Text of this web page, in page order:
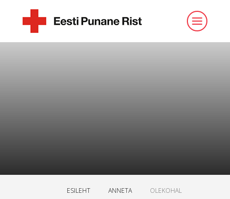
ESILEHT ANNETA OLEKOHAL